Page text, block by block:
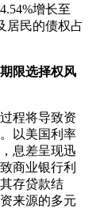
增长至
居民的债权占
限选择权风
程将导致资
以美国利率
息差呈现迅
商业银行利
存贷款结
来源的多元